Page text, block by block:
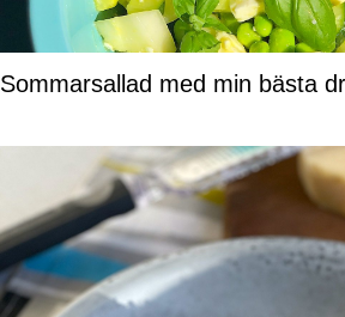
Sommarsallad med min bästa